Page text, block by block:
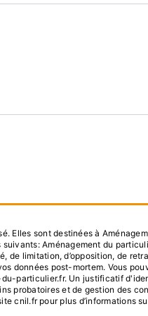
Elles sont destinées à
Aménagement du
de limitation, d’opposition, de
données post-mortem. Vous
particulier.fr. Un justificatif
probatoires et de gestion des
cnil.fr pour plus d’informations